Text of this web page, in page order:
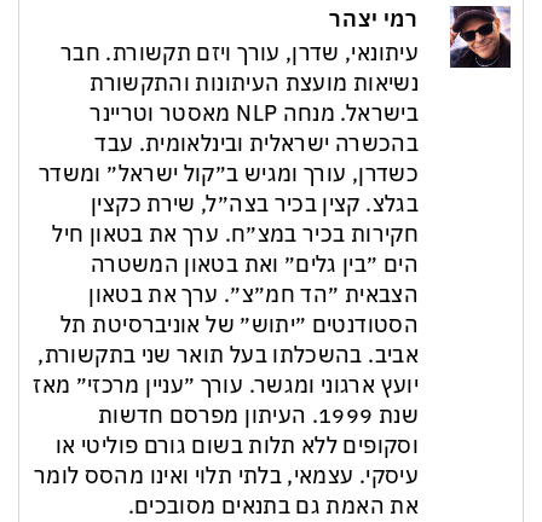
רמי יצהר
עיתונאי, שדרן, עורך ויזם תקשורת. חבר
נשיאות מועצת העיתונות והתקשורת
בישראל. מנחה NLP מאסטר וטריינר
בהכשרה ישראלית ובינלאומית. עבד
כשדרן, עורך ומגיש ב״קול ישראל״ ומשדר
בגלצ. קצין בכיר בצה״ל, שירת כקצין
חקירות בכיר במצ״ח. ערך את בטאון חיל
הים ״בין גלים״ ואת בטאון המשטרה
הצבאית ״הד חמ״צ״. ערך את בטאון
הסטודנטים ״יתוש״ של אוניברסיטת תל
אביב. בהשכלתו בעל תואר שני בתקשורת,
יועץ ארגוני ומגשר. עורך ״עניין מרכזי״ מאז
שנת 1999. העיתון מפרסם חדשות
וסקופים ללא תלות בשום גורם פוליטי או
עיסקי. עצמאי, בלתי תלוי ואינו מהסס לומר
את האמת גם בתנאים מסובכים.